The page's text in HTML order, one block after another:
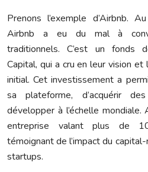
Prenons l’exemple d’Airbnb.
Airbnb a eu du mal à
traditionnels. C’est un fonds
Capital, qui a cru en leur vision
initial. Cet investissement a
sa plateforme, d’acquérir
développer à l’échelle mondiale.
entreprise valant plus de
témoignant de l’impact du
startups.